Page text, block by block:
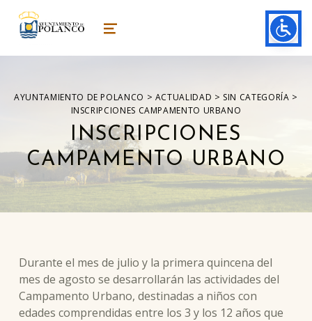
ayuntamiento de polanco
AYUNTAMIENTO DE POLANCO MENU
AYUNTAMIENTO DE POLANCO > ACTUALIDAD > SIN CATEGORÍA >
INSCRIPCIONES CAMPAMENTO URBANO
INSCRIPCIONES
CAMPAMENTO URBANO
Durante el mes de julio y la primera quincena del
mes de agosto se desarrollarán las actividades del
Campamento Urbano, destinadas a niños con
edades comprendidas entre los 3 y los 12 años que